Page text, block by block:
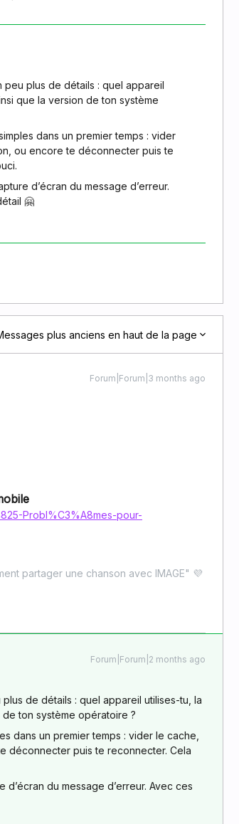
plus de détails : quel appareil
que la version de ton système
dans un premier temps : vider
ou encore te déconnecter puis te
d’écran du message d’erreur.
🤗
plus anciens en haut de la page
Forum|Forum|3 months ago
Probl%C3%A8mes-pour-
partager une chanson avec IMAGE" 💜
Forum|Forum|2 months ago
de détails : quel appareil utilises-tu, la
ton système opératoire ?
dans un premier temps : vider le cache,
déconnecter puis te reconnecter. Cela
du message d’erreur. Avec ces